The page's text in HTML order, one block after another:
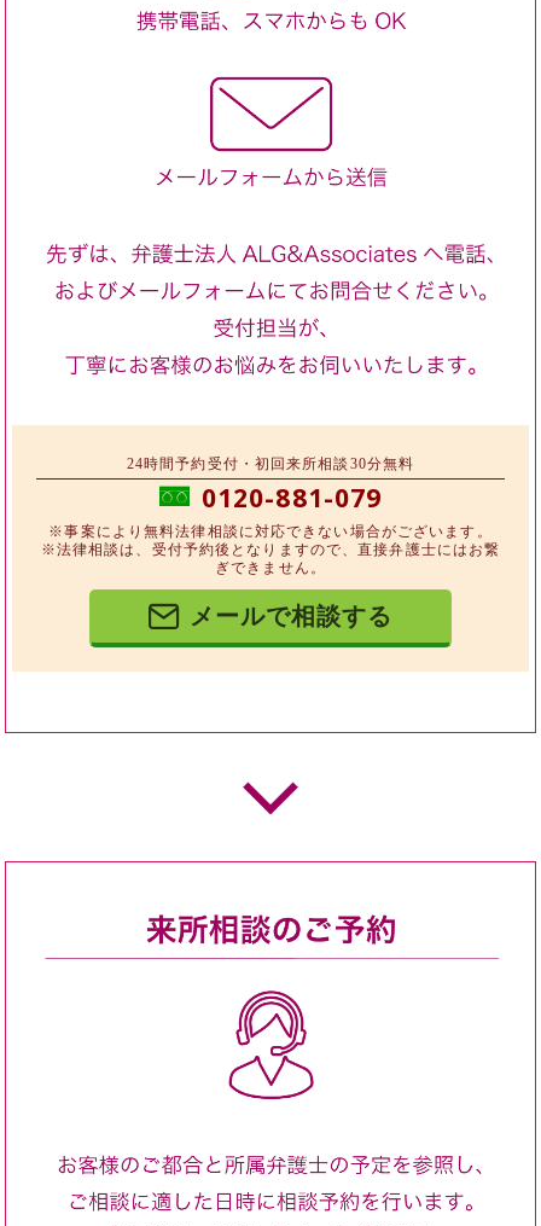
24時間予約受付・初回来所相談30分無料
0120-881-079
※事案により無料法律相談に対応できない場合がございます。
※法律相談は、受付予約後となりますので、直接弁護士にはお繋
ぎできません。
メールで相談する